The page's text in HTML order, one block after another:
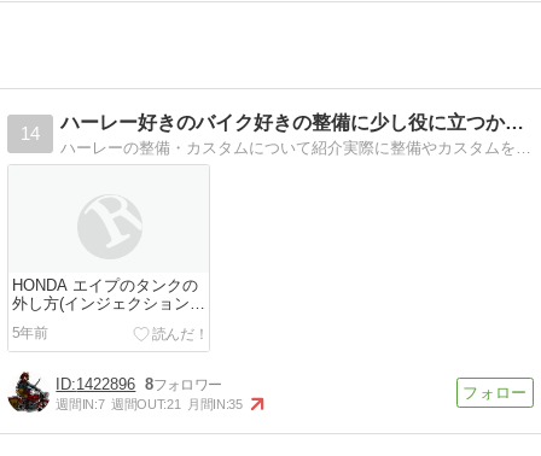
14
ハーレー好きのバイク好きの整備に少し役に立つかも？
ハーレーの整備・カスタムについて紹介実際に整備やカスタムをしない人でも何となく知っておくだけでいい事あります。
HONDA エイプのタンクの
外し方(インジェクションモ
デル)
5年前
1422896 8
週間IN:7 週間OUT:21 月間IN:35